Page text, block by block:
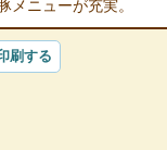
ニューが充実。
刷する